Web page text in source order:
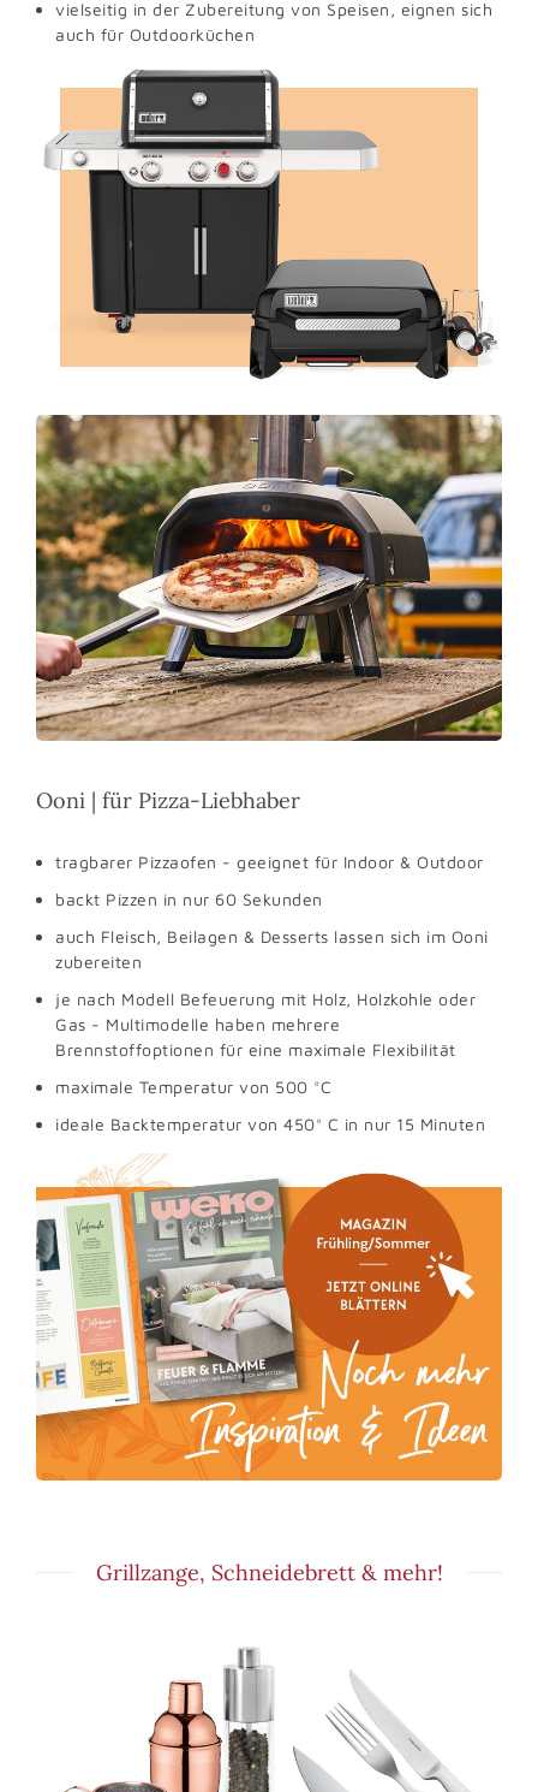
vielseitig in der Zubereitung von Speisen, eignen sich
auch für Outdoorküchen
Ooni | für Pizza-Liebhaber
tragbarer Pizzaofen - geeignet für Indoor & Outdoor
backt Pizzen in nur 60 Sekunden
auch Fleisch, Beilagen & Desserts lassen sich im Ooni
zubereiten
je nach Modell Befeuerung mit Holz, Holzkohle oder
Gas - Multimodelle haben mehrere
Brennstoffoptionen für eine maximale Flexibilität
maximale Temperatur von 500 °C
ideale Backtemperatur von 450° C in nur 15 Minuten
Grillzange, Schneidebrett & mehr!